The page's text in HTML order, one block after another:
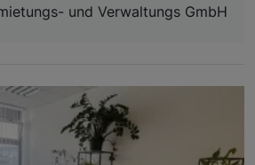
und Verwaltungs GmbH